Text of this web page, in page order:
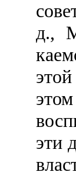
д.,
эти